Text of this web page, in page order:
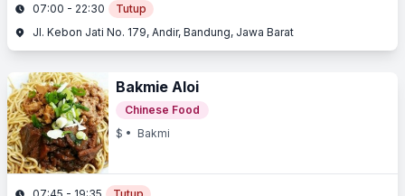
07:00 - 22:30
Tutup
Jl. Kebon Jati No. 179, Andir, Bandung, Jawa Barat
Bakmie Aloi
Chinese Food
$ • Bakmi